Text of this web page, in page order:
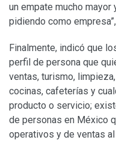
un empate mucho
pidiendo como
Finalmente, indicó que
perfil de persona que
ventas, turismo,
cocinas, cafeterías y
producto o servicio;
de personas en México
operativos y de ventas